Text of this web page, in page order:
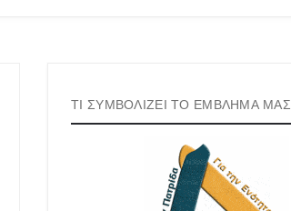
ΤΙ ΣΥΜΒΟΛΙΖΕΙ ΤΟ ΕΜΒΛΗΜΑ ΜΑΣ